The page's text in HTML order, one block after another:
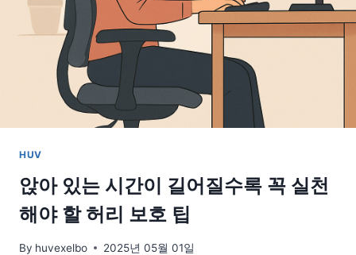
흡
수
력
을
살
는
노
사
법
HUV
앉아 있는 시간이 길어질수록 꼭 실천
해야 할 허리 보호 팁
By huvexelbo 2025년 05월 01일